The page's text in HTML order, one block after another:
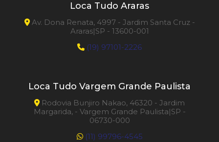
Loca Tudo Araras
Av. Dona Renata, 4997 - Jardim Santa Cruz -
Araras|SP - 13600-001
(19) 97101-2226
Loca Tudo Vargem Grande Paulista
Rodovia Bunjiro Nakao, 46320 - Jardim
Margarida, - Vargem Grande Paulista|SP -
06730-000
(11) 99796-4545